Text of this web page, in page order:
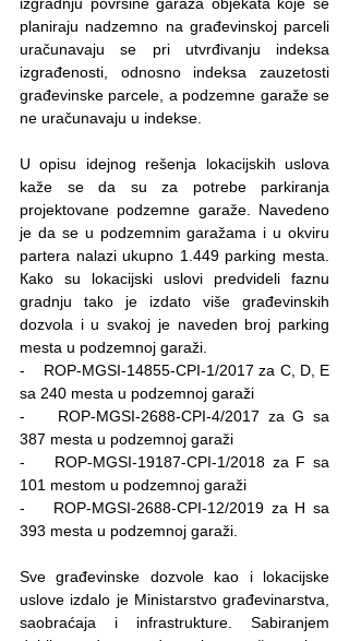
planiraju nadzemno na građevinskoj parceli
uračunavaju se pri utvrđivanju indeksa
izgrađenosti, odnosno indeksa zauzetosti
građevinske parcele, a podzemne garaže se
ne uračunavaju u indekse.
U opisu idejnog rešenja lokacijskih uslova
kaže se da su za potrebe parkiranja
projektovane podzemne garaže. Navedeno
je da se u podzemnim garažama i u okviru
partera nalazi ukupno 1.449 parking mesta.
Кako su lokacijski uslovi predvideli faznu
gradnju tako je izdato više građevinskih
dozvola i u svakoj je naveden broj parking
mesta u podzemnoj garaži.
-    ROP-MGSI-14855-CPI-1/2017 za C, D, E
sa 240 mesta u podzemnoj garaži
-    ROP-MGSI-2688-CPI-4/2017 za G sa
387 mesta u podzemnoj garaži
-    ROP-MGSI-19187-CPI-1/2018 za F sa
101 mestom u podzemnoj garaži
-    ROP-MGSI-2688-CPI-12/2019 za H sa
393 mesta u podzemnoj garaži.
Sve građevinske dozvole kao i lokacijske
uslove izdalo je Ministarstvo građevinarstva,
saobraćaja i infrastrukture. Sabiranjem